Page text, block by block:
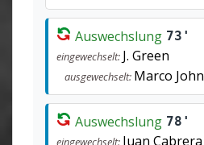
Auswechslung 73'
eingewechselt: J. Green
ausgewechselt: Marco John
Auswechslung 78'
eingewechselt: Juan Cabrera